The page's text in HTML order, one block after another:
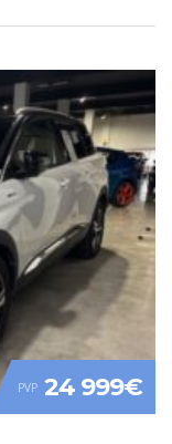
PVP 24 999€